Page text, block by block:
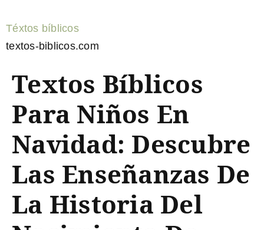
Téxtos bíblicos
textos-biblicos.com
Textos Bíblicos
Para Niños En
Navidad: Descubre
Las Enseñanzas De
La Historia Del